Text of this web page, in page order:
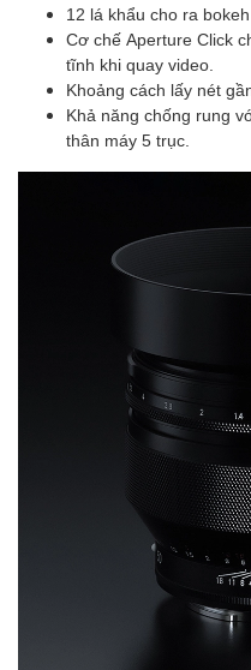
12 lá khẩu cho ra
Cơ chế Aperture Click
tĩnh khi quay video.
Khoảng cách lấy nét
Khả năng chống rung
thân máy 5 trục.